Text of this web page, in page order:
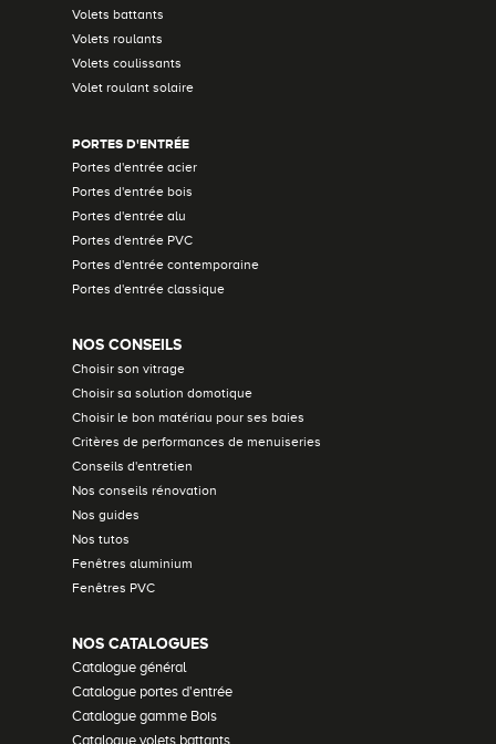
Volets battants
Volets roulants
Volets coulissants
Volet roulant solaire
PORTES D'ENTRÉE
Portes d'entrée acier
Portes d'entrée bois
Portes d'entrée alu
Portes d'entrée PVC
Portes d'entrée contemporaine
Portes d'entrée classique
NOS CONSEILS
Choisir son vitrage
Choisir sa solution domotique
Choisir le bon matériau pour ses baies
Critères de performances de menuiseries
Conseils d'entretien
Nos conseils rénovation
Nos guides
Nos tutos
Fenêtres aluminium
Fenêtres PVC
NOS CATALOGUES
Catalogue général
Catalogue portes d'entrée
Catalogue gamme Bois
Catalogue volets battants